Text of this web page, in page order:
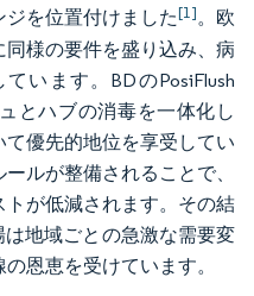
を位置付けました[1]。欧
様の要件を盛り込み、病
います。BDのPosiFlush
とハブの消毒を一体化し
優先的地位を享受してい
ルが整備されることで、
が低減されます。その結
地域ごとの急激な需要変
恩恵を受けています。